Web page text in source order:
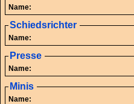
Name:
Schiedsrichter
Name:
Presse
Name:
Minis
Name: